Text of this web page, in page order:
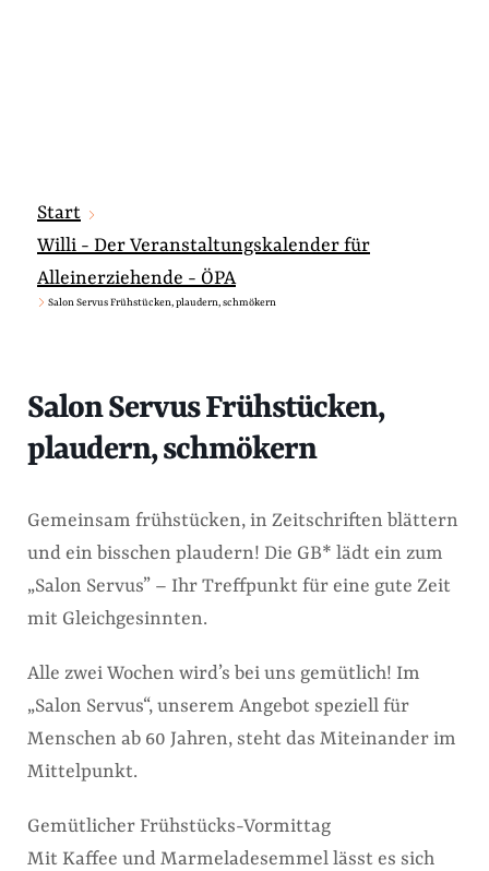
Start
Willi - Der Veranstaltungskalender für
Alleinerziehende - ÖPA
Salon Servus Frühstücken, plaudern, schmökern
Salon Servus Frühstücken,
plaudern, schmökern
Gemeinsam frühstücken, in Zeitschriften blättern
und ein bisschen plaudern! Die GB* lädt ein zum
„Salon Servus” – Ihr Treffpunkt für eine gute Zeit
mit Gleichgesinnten.
Alle zwei Wochen wird’s bei uns gemütlich! Im
„Salon Servus“, unserem Angebot speziell für
Menschen ab 60 Jahren, steht das Miteinander im
Mittelpunkt.
Gemütlicher Frühstücks-Vormittag
Mit Kaffee und Marmeladesemmel lässt es sich